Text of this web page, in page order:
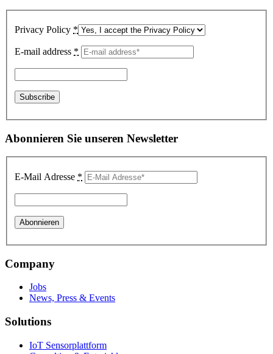
Privacy Policy *
E-mail address *
Abonnieren Sie unseren Newsletter
E-Mail Adresse *
Company
Jobs
News, Press & Events
Solutions
IoT Sensorplattform